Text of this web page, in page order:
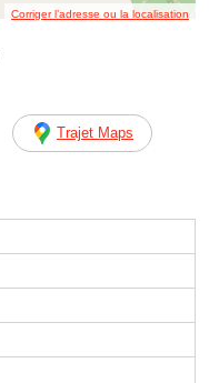
Corriger l’adresse ou la localisation
Trajet Maps